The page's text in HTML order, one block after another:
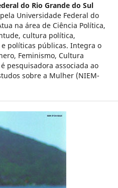
do Rio Grande do Sul
Universidade Federal do
na área de Ciência Política,
cultura política,
políticas públicas. Integra o
Feminismo, Cultura
pesquisadora associada ao
sobre a Mulher (NIEM-